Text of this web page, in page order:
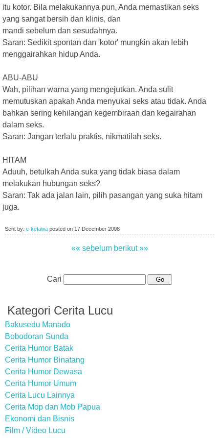
itu kotor. Bila melakukannya pun, Anda memastikan seks
yang sangat bersih dan klinis, dan
mandi sebelum dan sesudahnya.
Saran: Sedikit spontan dan 'kotor' mungkin akan lebih
menggairahkan hidup Anda.
ABU-ABU
Wah, pilihan warna yang mengejutkan. Anda sulit
memutuskan apakah Anda menyukai seks atau tidak. Anda
bahkan sering kehilangan kegembiraan dan kegairahan
dalam seks.
Saran: Jangan terlalu praktis, nikmatilah seks.
HITAM
Aduuh, betulkah Anda suka yang tidak biasa dalam
melakukan hubungan seks?
Saran: Tak ada jalan lain, pilih pasangan yang suka hitam
juga.
Sent by: e-ketawa posted on 17 December 2008
«« sebelum berikut »»
Cari
Kategori Cerita Lucu
Bakusedu Manado
Bobodoran Sunda
Cerita Humor Batak
Cerita Humor Binatang
Cerita Humor Dewasa
Cerita Humor Umum
Cerita Lucu Lainnya
Cerita Mop dan Mob Papua
Ekonomi dan Bisnis
Film / Video Lucu